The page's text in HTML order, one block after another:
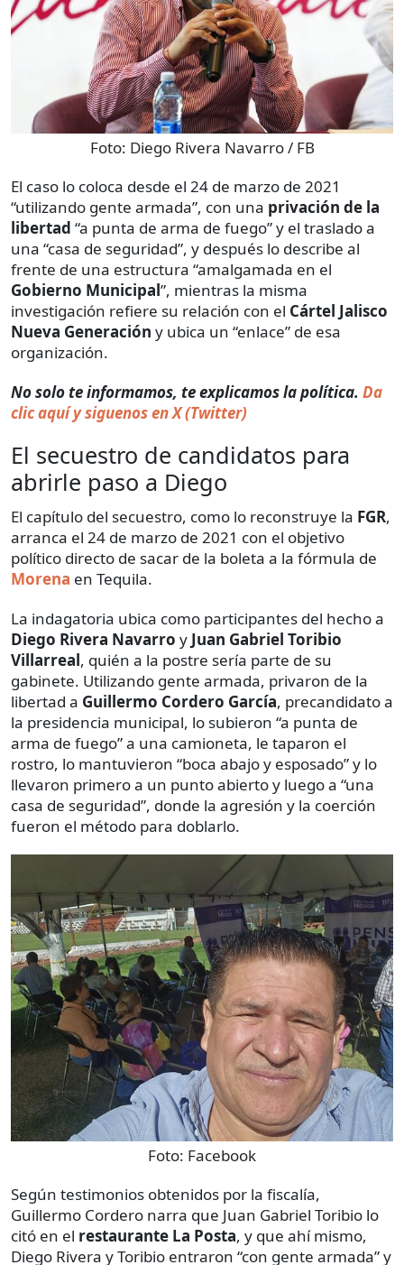
Foto: Diego Rivera Navarro / FB
El caso lo coloca desde el 24 de marzo de 2021
“utilizando gente armada”, con una privación de la
libertad “a punta de arma de fuego” y el traslado a
una “casa de seguridad”, y después lo describe al
frente de una estructura “amalgamada en el
Gobierno Municipal”, mientras la misma
investigación refiere su relación con el Cártel Jalisco
Nueva Generación y ubica un “enlace” de esa
organización.
No solo te informamos, te explicamos la política. Da
clic aquí y siguenos en X (Twitter)
El secuestro de candidatos para
abrirle paso a Diego
El capítulo del secuestro, como lo reconstruye la FGR,
arranca el 24 de marzo de 2021 con el objetivo
político directo de sacar de la boleta a la fórmula de
Morena en Tequila.
La indagatoria ubica como participantes del hecho a
Diego Rivera Navarro y Juan Gabriel Toribio
Villarreal, quién a la postre sería parte de su
gabinete. Utilizando gente armada, privaron de la
libertad a Guillermo Cordero García, precandidato a
la presidencia municipal, lo subieron “a punta de
arma de fuego” a una camioneta, le taparon el
rostro, lo mantuvieron “boca abajo y esposado” y lo
llevaron primero a un punto abierto y luego a “una
casa de seguridad”, donde la agresión y la coerción
fueron el método para doblarlo.
Foto: Facebook
Según testimonios obtenidos por la fiscalía,
Guillermo Cordero narra que Juan Gabriel Toribio lo
citó en el restaurante La Posta, y que ahí mismo,
Diego Rivera y Toribio entraron “con gente armada” y